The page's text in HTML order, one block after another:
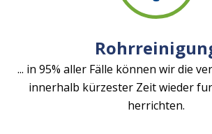
... in 95% aller Fälle können wir die
innerhalb kürzester Zeit wieder
herrichten.